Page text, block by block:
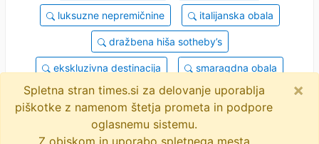
luksuzne nepremičnine italijanska obala
dražbena hiša sotheby’s
ekskluzivna destinacija smaragdna obala
ruski oligarhi kriptomilijarderji
brendan blumer objavi
Spletna stran times.si za delovanje uporablja
piškotke z namenom štetja prometa in podpore
oglasnemu sistemu.
Z obiskom in uporabo spletnega mesta
×